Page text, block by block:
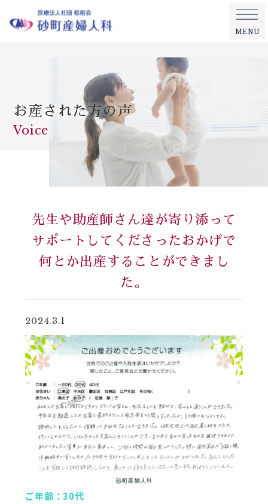
MENU
お産された方の声
Voice
先生や助産師さん達が寄り添って
サポートしてくださったおかげで
何とか出産することができまし
た。
2024.3.1
ご年齢：30代